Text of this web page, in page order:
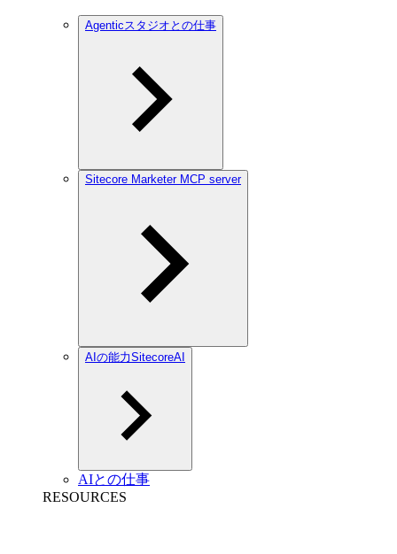
Agenticスタジオとの仕事
Sitecore Marketer MCP server
AIの能力SitecoreAI
AIとの仕事
RESOURCES